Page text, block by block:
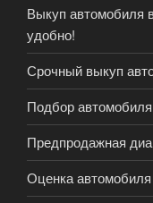
Выкуп автомобиля
удобно!
Срочный выкуп
Подбор
Предпродажная
Оценка